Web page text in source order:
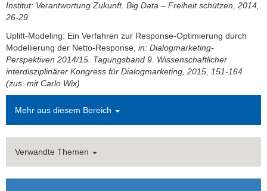
Institut: Verantwortung Zukunft. Big Data – Freiheit schützen, 2014,
26-29
Uplift-Modeling: Ein Verfahren zur Response-Optimierung durch
Modellierung der Netto-Response, in: Dialogmarketing-
Perspektiven 2014/15. Tagungsband 9. Wissenschaftlicher
interdisziplinärer Kongress für Dialogmarketing, 2015, 151-164
(zus. mit Carlo Wix)
Mehr aus diesem Bereich
Verwandte Themen